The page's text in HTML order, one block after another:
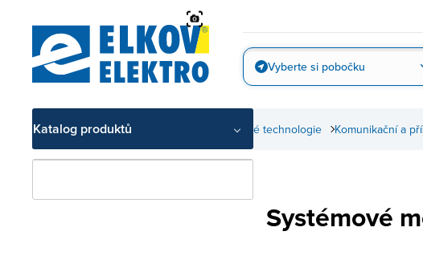
Vyberte si pobočku
Katalog produktů Komunikační a
Slaboproudé technologie
Systémové